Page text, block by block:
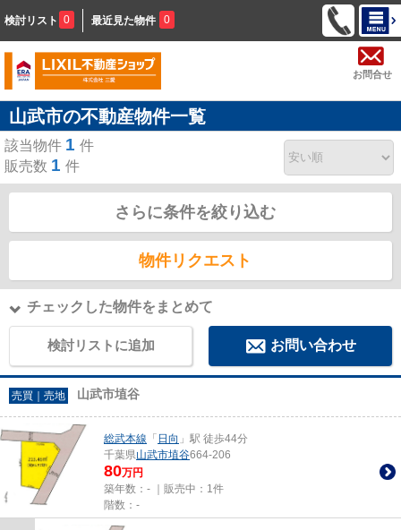
検討リスト 0 最近見た物件 0
お問合せ
山武市の不動産物件一覧
該当物件 1 件
販売数 1 件
さらに条件を絞り込む
物件リクエスト
チェックした物件をまとめて
検討リストに追加 お問い合わせ
売買｜売地 山武市埴谷
総武本線 「 日向 」駅 徒歩44分
千葉県山武市埴谷664-206
80万円
築年数：- ｜販売中： 1件
階数：-